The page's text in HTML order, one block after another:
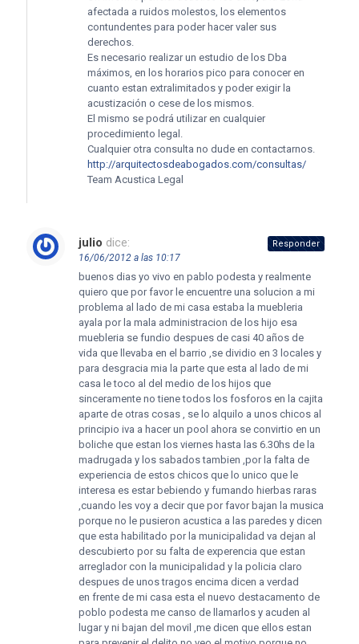
afectada a ruidos molestos, los elementos
contundentes para poder hacer valer sus
derechos.
Es necesario realizar un estudio de los Dba
máximos, en los horarios pico para conocer en
cuanto estan extralimitados y poder exigir la
acustización o cese de los mismos.
El mismo se podrá utilizar en cualquier
procedimiento legal.
Cualquier otra consulta no dude en contactarnos.
http://arquitectosdeabogados.com/consultas/
Team Acustica Legal
julio dice:
16/06/2012 a las 10:17
buenos dias yo vivo en pablo podesta y realmente
quiero que por favor le encuentre una solucion a mi
problema al lado de mi casa estaba la muebleria
ayala por la mala administracion de los hijo esa
muebleria se fundio despues de casi 40 años de
vida que llevaba en el barrio ,se dividio en 3 locales y
para desgracia mia la parte que esta al lado de mi
casa le toco al del medio de los hijos que
sinceramente no tiene todos los fosforos en la cajita
aparte de otras cosas , se lo alquilo a unos chicos al
principio iva a hacer un pool ahora se convirtio en un
boliche que estan los viernes hasta las 6.30hs de la
madrugada y los sabados tambien ,por la falta de
experiencia de estos chicos que lo unico que le
interesa es estar bebiendo y fumando hierbas raras
,cuando les voy a decir que por favor bajan la musica
porque no le pusieron acustica a las paredes y dicen
que esta habilitado por la municipalidad va dejan al
descubierto por su falta de experencia que estan
arreglador con la municipalidad y la policia claro
despues de unos tragos encima dicen a verdad
en frente de mi casa esta el nuevo destacamento de
poblo podesta me canso de llamarlos y acuden al
lugar y ni bajan del movil ,me dicen que ellos estan
Responder